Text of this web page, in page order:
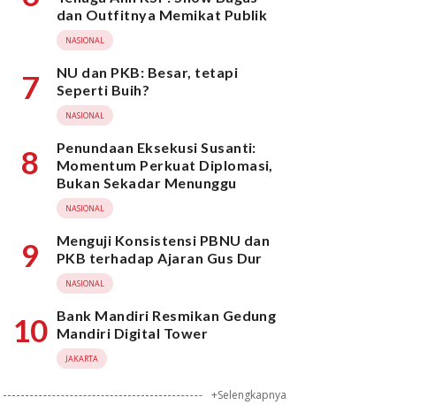
dan Outfitnya Memikat Publik
NASIONAL
7
NU dan PKB: Besar, tetapi
Seperti Buih?
NASIONAL
8
Penundaan Eksekusi Susanti:
Momentum Perkuat Diplomasi,
Bukan Sekadar Menunggu
NASIONAL
9
Menguji Konsistensi PBNU dan
PKB terhadap Ajaran Gus Dur
NASIONAL
10 Bank Mandiri Resmikan Gedung
Mandiri Digital Tower
JAKARTA
+Selengkapnya